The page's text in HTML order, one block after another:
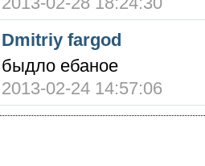
Dmitriy fargod
быдло ебаное
2013-02-24 14:57:06